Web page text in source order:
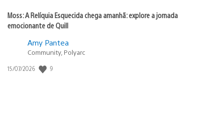
Moss: A Relíquia Esquecida chega amanhã: explore a jornada
emocionante de Quill
Amy Pantea
Community, Polyarc
Data
15/07/2026 9